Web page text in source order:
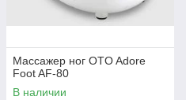
Массажер ног OTO Adore
Foot AF-80
В наличии